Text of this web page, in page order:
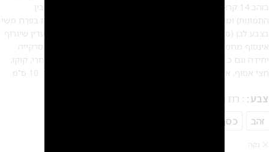
בזהב 14 קראט/ כסף מט (כדי לראות את המסרקיה בכסוף, עברי בין
התמונות) ומשובצת באבני קריסטל צ'כי עדינות המסרקיה מעוטרת בפרח משי
בצבע לבן (מתאים לשמלות בכל גווני הלבן והחלבי)תכשיט שיער עדין שיגרוף
אינסוף מחמאות, מתאים לאירוע ולשימוש יומיומי מושלם גם כמסרקייה
יחידה וגם כ 2 מסרקיות, אחת לכל צד מתאים לכל תסרוקת שתבחרי, קוקו,
חצי אסוף, אסוף נמוך, אסוף גבוה, אסוף מרושל, פזור וצמות אורך: 10 ס"מ
צבע : רוז גולד
זהב
כסף
נקה